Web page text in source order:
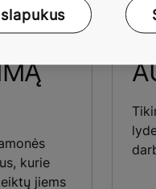
kurie
jiems